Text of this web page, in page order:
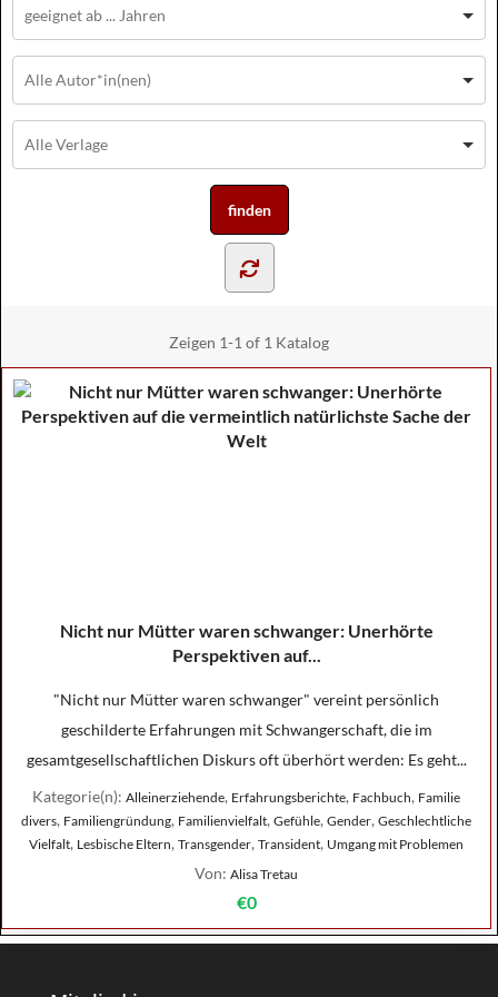
Zeigen 1-1 of 1 Katalog
Nicht nur Mütter waren schwanger: Unerhörte
Perspektiven auf...
"Nicht nur Mütter waren schwanger" vereint persönlich
geschilderte Erfahrungen mit Schwangerschaft, die im
gesamtgesellschaftlichen Diskurs oft überhört werden: Es geht...
Kategorie(n): Alleinerziehende, Erfahrungsberichte, Fachbuch, Familie
divers, Familiengründung, Familienvielfalt, Gefühle, Gender, Geschlechtliche
Vielfalt, Lesbische Eltern, Transgender, Transident, Umgang mit Problemen
Von: Alisa Tretau
€0